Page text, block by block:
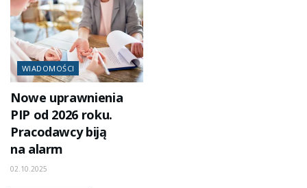
WIADOMOŚCI
Nowe uprawnienia
PIP od 2026 roku.
Pracodawcy biją
na alarm
02.10.2025